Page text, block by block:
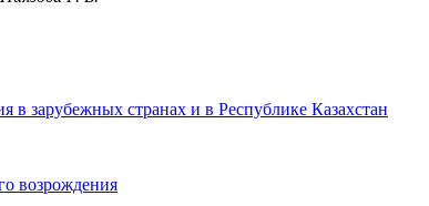
в зарубежных странах и в Республике Казахстан
возрождения